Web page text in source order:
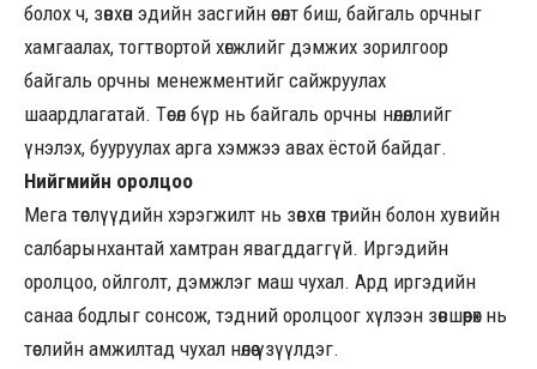
болох ч, зөвхөн эдийн засгийн өсөлт биш, байгаль орчныг
хамгаалах, тогтвортой хөгжлийг дэмжих зорилгоор
байгаль орчны менежментийг сайжруулах
шаардлагатай. Төсөл бүр нь байгаль орчны нөлөөллийг
үнэлэх, бууруулах арга хэмжээ авах ёстой байдаг.
Нийгмийн оролцоо
Мега төслүүдийн хэрэгжилт нь зөвхөн төрийн болон хувийн
салбарынхантай хамтран явагддаггүй. Иргэдийн
оролцоо, ойлголт, дэмжлэг маш чухал. Ард иргэдийн
санаа бодлыг сонсож, тэдний оролцоог хүлээн зөвшөөрөх нь
төслийн амжилтад чухал нөлөө үзүүлдэг.